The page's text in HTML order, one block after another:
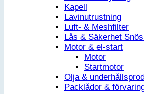
Kapell
Lavinutrustning
Luft- & Meshfilter
Lås & Säkerhet
Motor & el-start
Motor
Startmotor
Olja &
Packlådor &